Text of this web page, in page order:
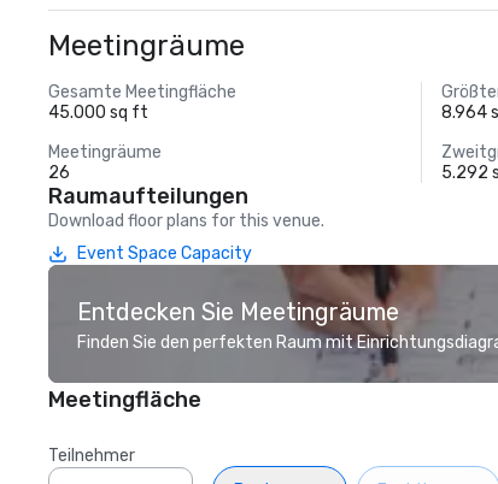
Meetingräume
Gesamte Meetingfläche
45.000 sq ft
8.964
Meetingräume
26
5.292
Raumaufteilungen
Download floor plans for this venue.
Event Space Capacity
Entdecken Sie Meetingräume
Finden Sie den perfekten Raum mit
Meetingfläche
Teilnehmer